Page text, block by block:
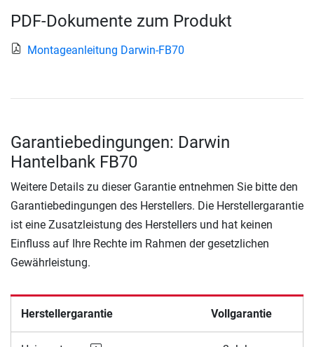
PDF-Dokumente zum Produkt
Montageanleitung Darwin-FB70
Garantiebedingungen: Darwin
Hantelbank FB70
Weitere Details zu dieser Garantie entnehmen Sie bitte den
Garantiebedingungen des Herstellers. Die Herstellergarantie
ist eine Zusatzleistung des Herstellers und hat keinen
Einfluss auf Ihre Rechte im Rahmen der gesetzlichen
Gewährleistung.
Herstellergarantie Vollgarantie